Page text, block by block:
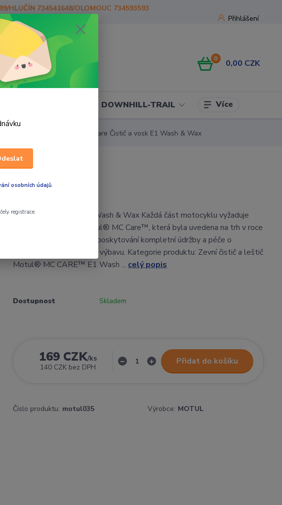
Přihlášení
Hledat
HLUČÍN 734541648/OLOMOUC 734593593
0 0,00 CZK
DOWNHILL-TRAIL Více
vosky a jiné Motul MC Care Čistič a vosk E1 Wash & Wax
Motul Čistič a vosk E1 Wash & Wax Každá část motocyklu vyžaduje
speciální péči. Řada Motul® MC Care™, která byla uvedena na trh v roce
2011, byla vyvinuta pro poskytování kompletní údržby a péče o
motocykl, motocyklistu i výbavu. Kategorie produktu: Zevní čistič a leštič
Motul® MC CARE™ E1 Wash ... celý popis
Dostupnost Skladem
169 CZK/ks
140 CZK bez DPH
Přidat do košíku
Číslo produktu: motul035 Výrobce: MOTUL
osobních údajů.
registrace.